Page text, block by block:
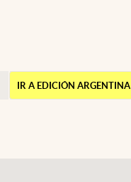
IR A EDICIÓN ARGENTINA